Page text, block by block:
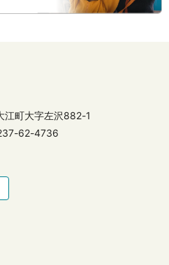
江町大字左沢882-1
62-4736